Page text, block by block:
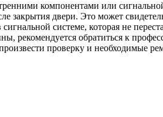
компонентами или
закрытия двери. Это может
системе, которая не
рекомендуется обратиться к
проверку и необходимые